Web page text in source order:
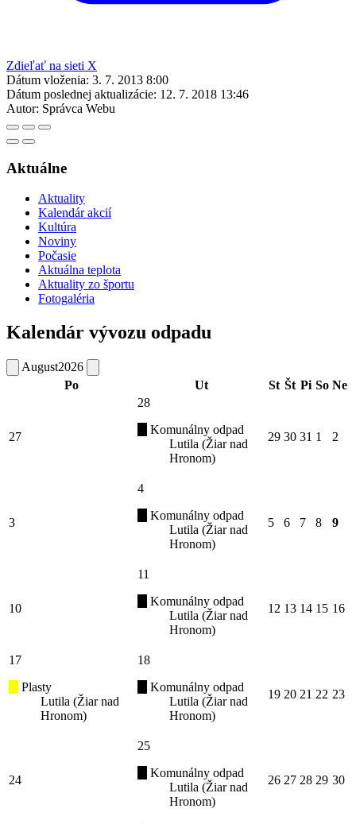
Zdieľať na sieti X
Dátum vloženia: 3. 7. 2013 8:00
Dátum poslednej aktualizácie: 12. 7. 2018 13:46
Autor: Správca Webu
Aktuálne
Aktuality
Kalendár akcií
Kultúra
Noviny
Počasie
Aktuálna teplota
Aktuality zo športu
Fotogaléria
Kalendár vývozu odpadu
August2026
Po
Ut St Št Pi So Ne
27
28
Komunálny odpad
Lutila (Žiar nad
Hronom)
29 30 31 1 2
3
4
Komunálny odpad
Lutila (Žiar nad
Hronom)
5 6 7 8 9
10
11
Komunálny odpad
Lutila (Žiar nad
Hronom)
12 13 14 15 16
17
Plasty
Lutila (Žiar nad
Hronom)
18
Komunálny odpad
Lutila (Žiar nad
Hronom)
19 20 21 22 23
24
25
Komunálny odpad
Lutila (Žiar nad
Hronom)
26 27 28 29 30